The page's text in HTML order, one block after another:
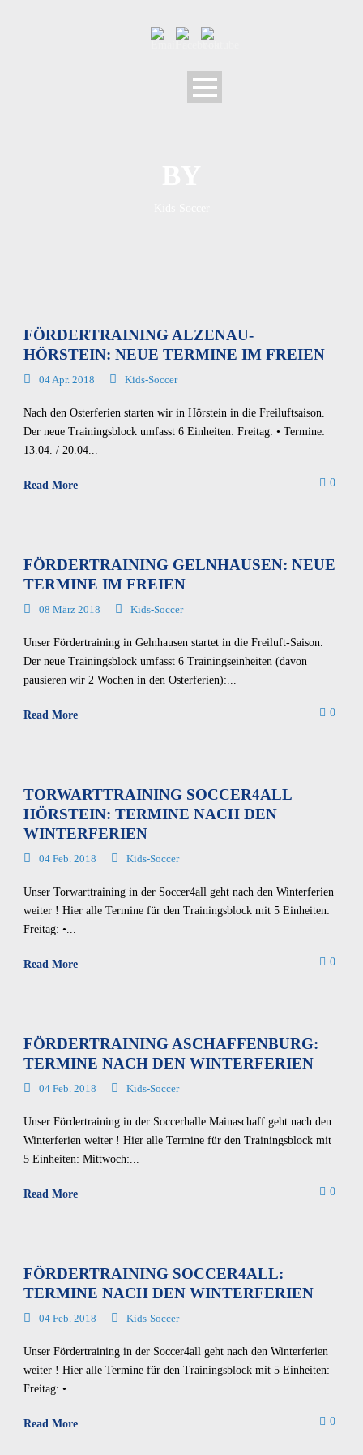
FÖRDERTRAINING ALZENAU-
HÖRSTEIN: NEUE TERMINE IM FREIEN
04 Apr. 2018 Kids-Soccer
Nach den Osterferien starten wir in Hörstein in die Freiluftsaison.
Der neue Trainingsblock umfasst 6 Einheiten: Freitag: • Termine:
13.04. / 20.04...
Read More 0
FÖRDERTRAINING GELNHAUSEN: NEUE
TERMINE IM FREIEN
08 März 2018 Kids-Soccer
Unser Fördertraining in Gelnhausen startet in die Freiluft-Saison.
Der neue Trainingsblock umfasst 6 Trainingseinheiten (davon
pausieren wir 2 Wochen in den Osterferien):...
Read More 0
TORWARTTRAINING SOCCER4ALL
HÖRSTEIN: TERMINE NACH DEN
WINTERFERIEN
04 Feb. 2018 Kids-Soccer
Unser Torwarttraining in der Soccer4all geht nach den Winterferien
weiter ! Hier alle Termine für den Trainingsblock mit 5 Einheiten:
Freitag: •...
Read More 0
FÖRDERTRAINING ASCHAFFENBURG:
TERMINE NACH DEN WINTERFERIEN
04 Feb. 2018 Kids-Soccer
Unser Fördertraining in der Soccerhalle Mainaschaff geht nach den
Winterferien weiter ! Hier alle Termine für den Trainingsblock mit
5 Einheiten: Mittwoch:...
Read More 0
FÖRDERTRAINING SOCCER4ALL:
TERMINE NACH DEN WINTERFERIEN
04 Feb. 2018 Kids-Soccer
Unser Fördertraining in der Soccer4all geht nach den Winterferien
weiter ! Hier alle Termine für den Trainingsblock mit 5 Einheiten:
Freitag: •...
Read More 0